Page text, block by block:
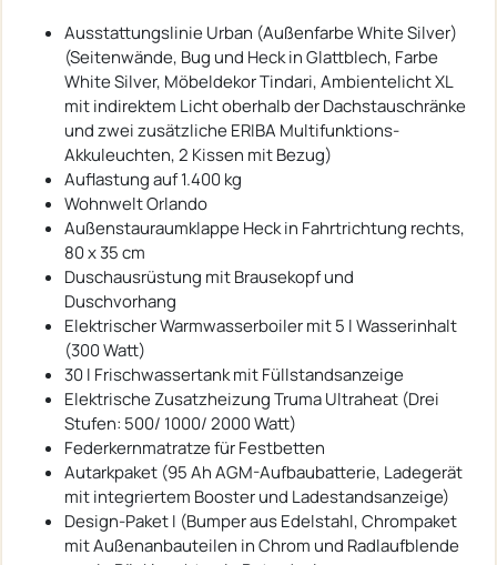
Ausstattungslinie Urban (Außenfarbe White Silver)
(Seitenwände, Bug und Heck in Glattblech, Farbe
White Silver, Möbeldekor Tindari, Ambientelicht XL
mit indirektem Licht oberhalb der Dachstauschränke
und zwei zusätzliche ERIBA Multifunktions-
Akkuleuchten, 2 Kissen mit Bezug)
Auflastung auf 1.400 kg
Wohnwelt Orlando
Außenstauraumklappe Heck in Fahrtrichtung rechts,
80 x 35 cm
Duschausrüstung mit Brausekopf und
Duschvorhang
Elektrischer Warmwasserboiler mit 5 l Wasserinhalt
(300 Watt)
30 l Frischwassertank mit Füllstandsanzeige
Elektrische Zusatzheizung Truma Ultraheat (Drei
Stufen: 500/ 1000/ 2000 Watt)
Federkernmatratze für Festbetten
Autarkpaket (95 Ah AGM-Aufbaubatterie, Ladegerät
mit integriertem Booster und Ladestandsanzeige)
Design-Paket I (Bumper aus Edelstahl, Chrompaket
mit Außenanbauteilen in Chrom und Radlaufblende